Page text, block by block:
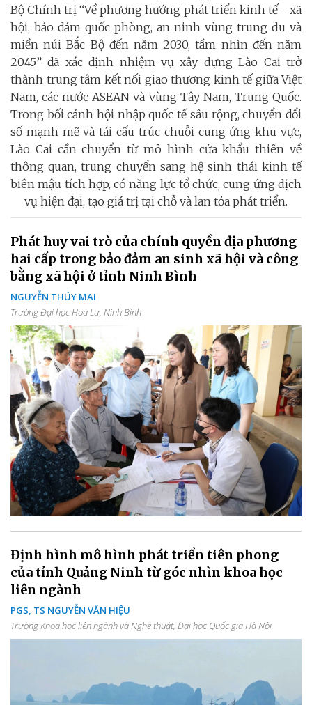
Bộ Chính trị “Về phương hướng phát triển kinh tế - xã
hội, bảo đảm quốc phòng, an ninh vùng trung du và
miền núi Bắc Bộ đến năm 2030, tầm nhìn đến năm
2045” đã xác định nhiệm vụ xây dựng Lào Cai trở
thành trung tâm kết nối giao thương kinh tế giữa Việt
Nam, các nước ASEAN và vùng Tây Nam, Trung Quốc.
Trong bối cảnh hội nhập quốc tế sâu rộng, chuyển đổi
số mạnh mẽ và tái cấu trúc chuỗi cung ứng khu vực,
Lào Cai cần chuyển từ mô hình cửa khẩu thiên về
thông quan, trung chuyển sang hệ sinh thái kinh tế
biên mậu tích hợp, có năng lực tổ chức, cung ứng dịch
vụ hiện đại, tạo giá trị tại chỗ và lan tỏa phát triển.
Phát huy vai trò của chính quyền địa phương
hai cấp trong bảo đảm an sinh xã hội và công
bằng xã hội ở tỉnh Ninh Bình
NGUYỄN THÚY MAI
Trường Đại học Hoa Lư, Ninh Bình
Định hình mô hình phát triển tiên phong
của tỉnh Quảng Ninh từ góc nhìn khoa học
liên ngành
PGS, TS NGUYỄN VĂN HIỆU
Trường Khoa học liên ngành và Nghệ thuật, Đại học Quốc gia Hà Nội